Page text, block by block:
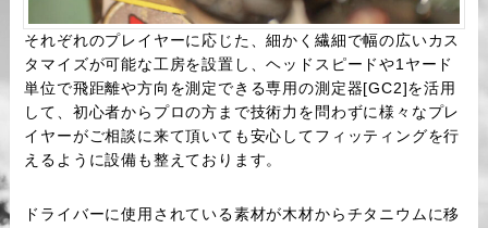
それぞれのプレイヤーに応じた、細かく繊細で幅の広いカス
タマイズが可能な工房を設置し、ヘッドスピードや1ヤード
単位で飛距離や方向を測定できる専用の測定器[GC2]を活用
して、初心者からプロの方まで技術力を問わずに様々なプレ
イヤーがご相談に来て頂いても安心してフィッティングを行
えるように設備も整えております。
ドライバーに使用されている素材が木材からチタニウムに移